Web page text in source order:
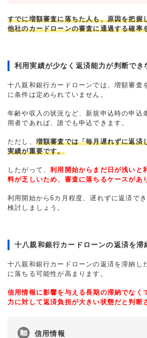
すでに増額審査に落ちた人も、原因を把握
他社のカードローンの審査に通過する確率
利用実績が少なく返済能力が判断でき
十八親和銀行カードローンでは、増額審査
に条件は定められていません。
年齢や収入の状況など、新規申込時の申込
用者であれば、誰でも申込できます。
ただし、 増額審査では「毎月遅れずに返済
実績が重要です。
したがって、利用開始からまだ日が浅いと
料が乏しいため、審査に落ちるケースがあ
利用開始から6カ月程度、遅れずに返済で
検討しましょう。
十八親和銀行カードローンの返済を滞
十八親和銀行カードローンの返済を滞納し
に落ちる可能性が高まります。
信用情報に影響を与える長期の滞納でなく
力に対して返済負担が大きい状態だと判断
信用情報